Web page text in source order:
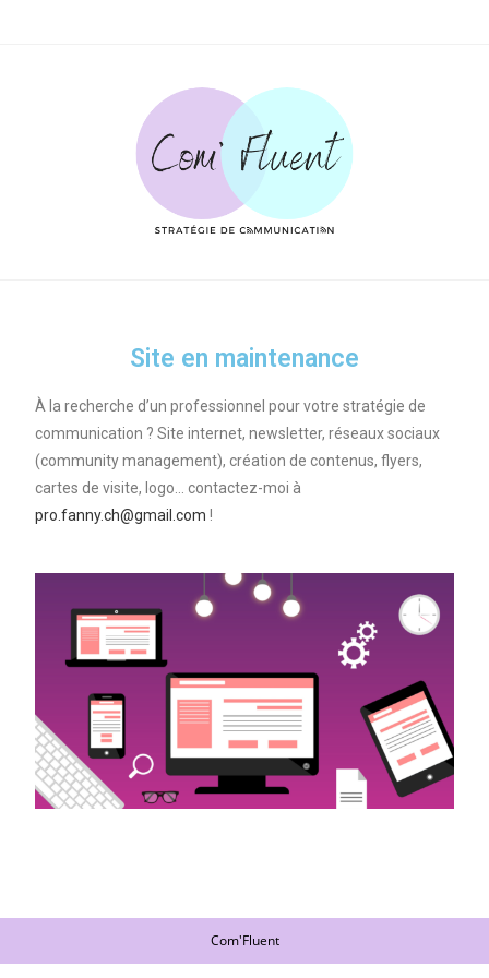
Site en maintenance
À la recherche d’un professionnel pour votre stratégie de
communication ? Site internet,newsletter, réseaux sociaux
(community management), création de contenus, flyers,
cartes de visite, logo… contactez-moi à
pro.fanny.ch@gmail.com !
Com'Fluent